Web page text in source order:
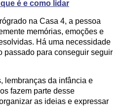
é e como lidar
na Casa 4, a pessoa
memórias, emoções e
Há uma necessidade
passado para conseguir seguir
lembranças da infância e
fazem parte desse
as ideias e expressar